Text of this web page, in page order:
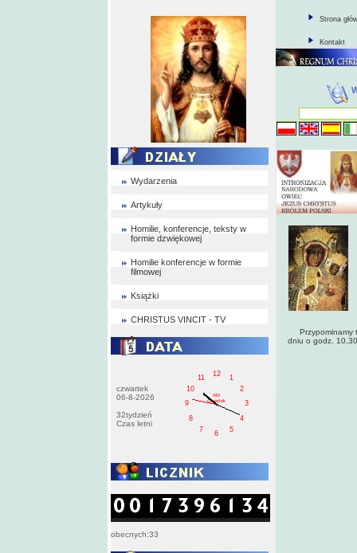
Wydarzenia
Artykuły
Homilie, konferencje, teksty w
formie dzwiękowej
Homilie konferencje w formie
filmowej
Książki
CHRISTUS VINCIT - TV
czwartek
06-8-2026
32tydzień
Czas letni
1
2
3
4
5
6
7
8
9
10
11
12
AM
czwartek
obecnych:33
Strona
Kontakt
Przypominamy
dniu o godz.